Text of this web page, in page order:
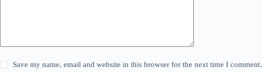
Save my name, email and website in this browser for the next time I comment.